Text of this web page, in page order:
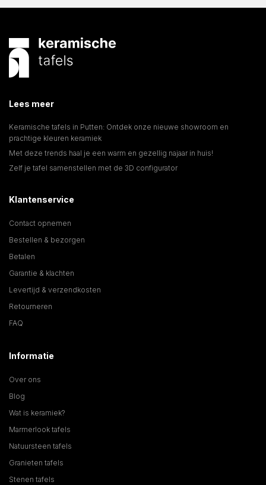
Lees meer
Keramische tafels in Putten: Ontdek onze nieuwe showroom en
prachtige kleuren keramiek
Met deze trends haal je een warm en gezellig najaar in huis!
Zelf je tafel samenstellen met de 3D configurator
Klantenservice
Contact opnemen
Bestellen & bezorgen
Betalen
Garantie & klachten
Levertijd & verzendkosten
Retourneren
FAQ
Informatie
Over ons
Blog
Wat is keramiek?
Marmerlook tafels
Natuursteen tafels
Granieten tafels
Stenen tafels